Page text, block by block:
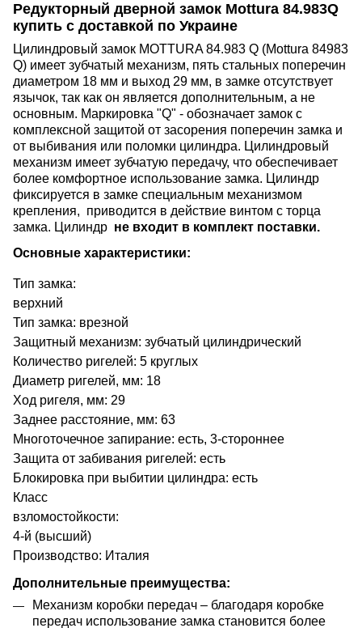
Редукторный дверной замок Mottura 84.983Q
купить с доставкой по Украине
Цилиндровый замок MOTTURA 84.983 Q (Mottura 84983
Q) имеет зубчатый механизм, пять стальных поперечин
диаметром 18 мм и выход 29 мм, в замке отсутствует
язычок, так как он является дополнительным, а не
основным. Маркировка "Q" - обозначает замок с
комплексной защитой от засорения поперечин замка и
от выбивания или поломки цилиндра. Цилиндровый
механизм имеет зубчатую передачу, что обеспечивает
более комфортное использование замка. Цилиндр
фиксируется в замке специальным механизмом
крепления, приводится в действие винтом с торца
замка. Цилиндр не входит в комплект поставки.
Основные характеристики:
Тип замка:
верхний
Тип замка: врезной
Защитный механизм: зубчатый цилиндрический
Количество ригелей: 5 круглых
Диаметр ригелей, мм: 18
Ход ригеля, мм: 29
Заднее расстояние, мм: 63
Многоточечное запирание: есть, 3-стороннее
Защита от забивания ригелей: eсть
Блокировка при выбитии цилиндра: eсть
Класс
взломостойкости:
4-й (высший)
Производство: Италия
Дополнительные преимущества:
Механизм коробки передач – благодаря коробке
передач использование замка становится более